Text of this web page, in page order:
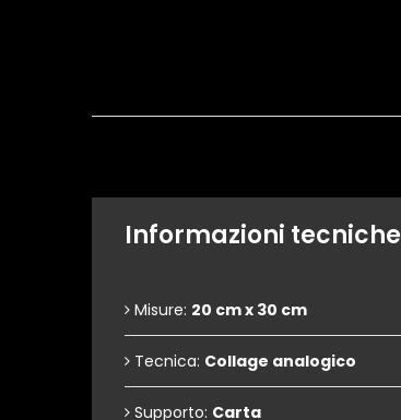
Informazioni tecniche
Misure: 20 cm x 30 cm
Tecnica: Collage analogico
Supporto: Carta